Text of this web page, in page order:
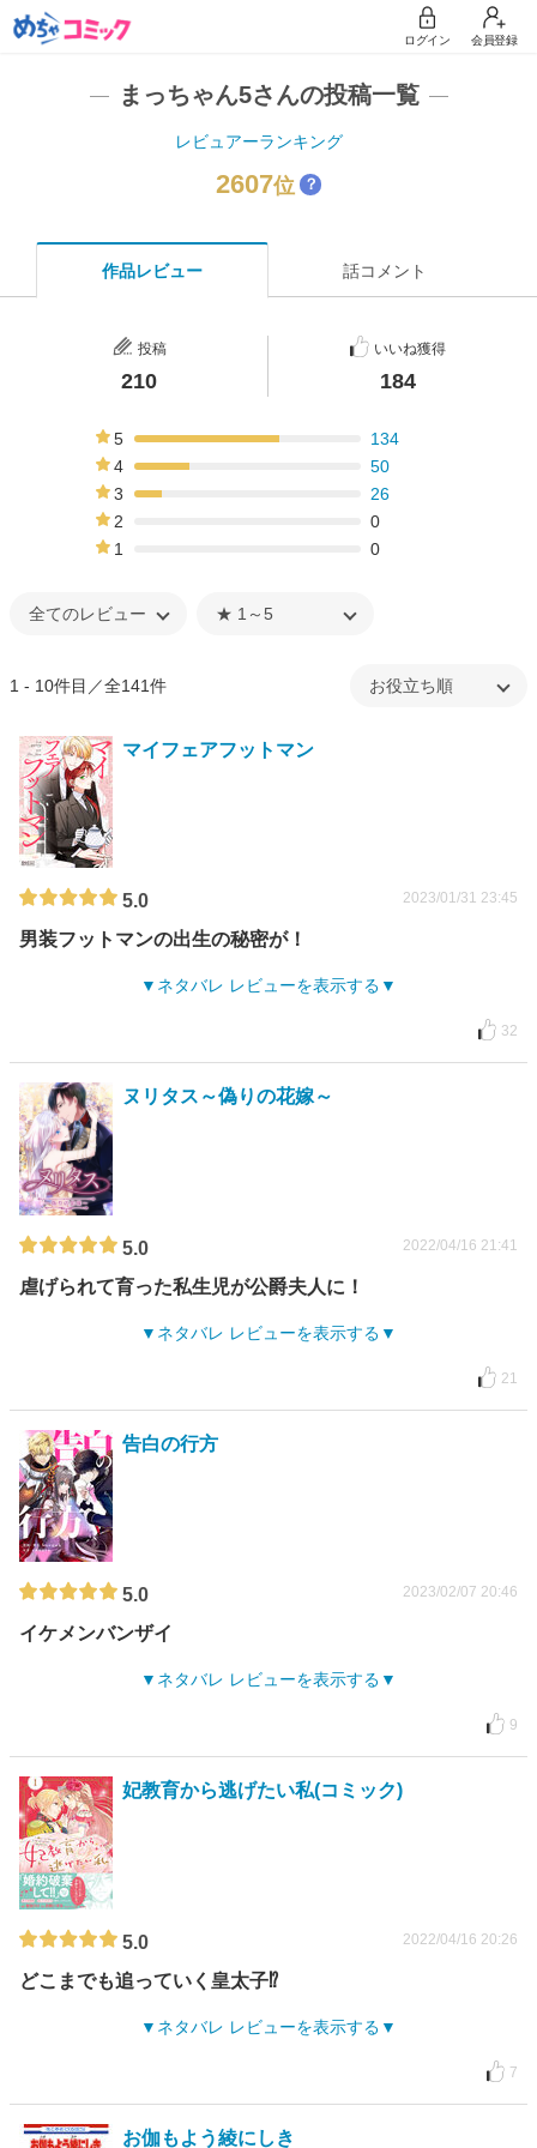
ログイン 会員登録
まっちゃん5さんの投稿一覧
レビュアーランキング
2607位 ？
作品レビュー 話コメント
投稿
210
いいね獲得
184
5
134
4
50
3
26
2
0
1
0
1 - 10件目／全141件
マイフェアフットマン
5.0 2023/01/31 23:45
男装フットマンの出生の秘密が！
ネタバレ レビューを表示する
32
ヌリタス～偽りの花嫁～
5.0 2022/04/16 21:41
虐げられて育った私生児が公爵夫人に！
ネタバレ レビューを表示する
21
告白の行方
5.0 2023/02/07 20:46
イケメンバンザイ
ネタバレ レビューを表示する
9
妃教育から逃げたい私(コミック)
5.0 2022/04/16 20:26
どこまでも追っていく皇太子⁉︎
ネタバレ レビューを表示する
7
お伽もよう綾にしき